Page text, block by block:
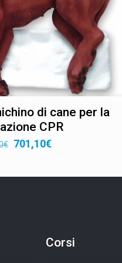
di cane per la
CPR
€
Il
701,10€Il
Corsi